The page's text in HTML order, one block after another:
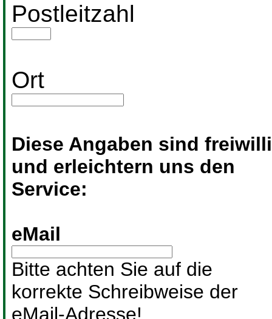
Postleitzahl
Ort
Diese Angaben sind
und erleichtern uns den
Service:
eMail
Bitte achten Sie auf die
korrekte Schreibweise der
eMail-Adresse!